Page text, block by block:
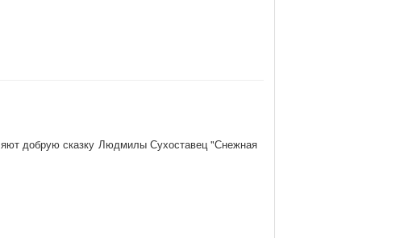
добрую сказку Людмилы Сухоставец "Снежная